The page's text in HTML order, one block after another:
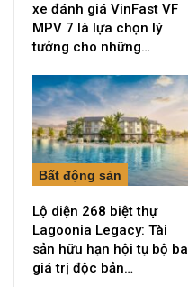
xe đánh giá VinFast VF
MPV 7 là lựa chọn lý
tưởng cho những…
Bất động sản
Lộ diện 268 biệt thự
Lagoonia Legacy: Tài
sản hữu hạn hội tụ bộ ba
giá trị độc bản…